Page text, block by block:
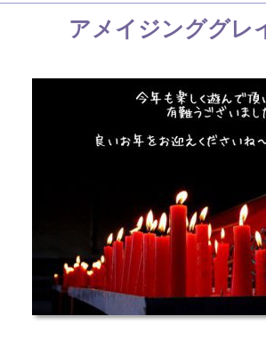
アメイジンググレ